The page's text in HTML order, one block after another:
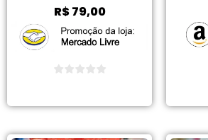
R$79,00